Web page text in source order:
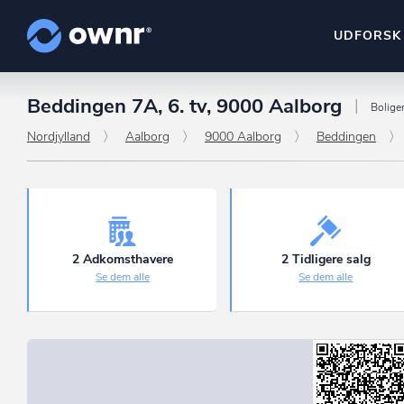
UDFORSK
ownr Insights
Hold dig opdateret og
ownr Pipeline
Sæt strøm til dit nysalg
Identificer salgsklare
Beddingen 7A, 6. tv, 9000 Aalborg
Nordjylland Aalborg 9000 Aalborg Beddingen
2 Adkomsthavere
Se dem alle
2 Tidligere salg
Se dem alle